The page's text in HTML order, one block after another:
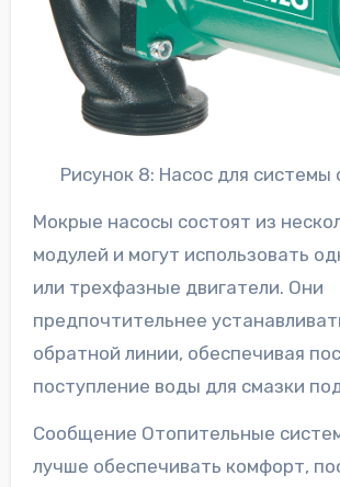
Рисунок 8: Насос для системы
Мокрые насосы состоят из
модулей и могут использовать
или трехфазные двигатели. Они
предпочтительнее
обратной линии, обеспечивая
поступление воды для смазки
Сообщение Отопительные
лучше обеспечивать комфорт,